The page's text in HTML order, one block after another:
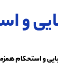
و
و استحکام